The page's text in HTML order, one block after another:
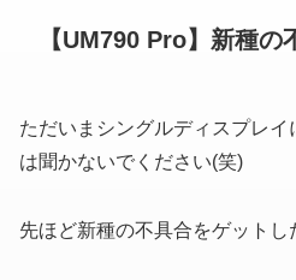
【UM790 Pro】新種の
ただいまシングルディスプレ
は聞かないでください(笑)
先ほど新種の不具合をゲットし